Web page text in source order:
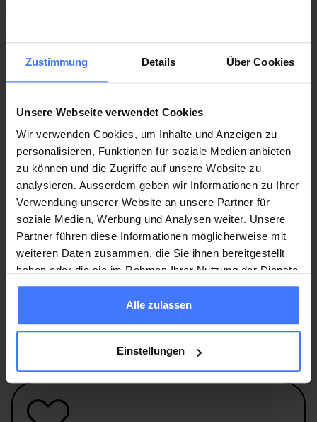
Zustimmung Details Über Cookies
Unsere Webseite verwendet Cookies
Wir verwenden Cookies, um Inhalte und Anzeigen zu
personalisieren, Funktionen für soziale Medien anbieten
zu können und die Zugriffe auf unsere Website zu
analysieren. Ausserdem geben wir Informationen zu Ihrer
Verwendung unserer Website an unsere Partner für
soziale Medien, Werbung und Analysen weiter. Unsere
Partner führen diese Informationen möglicherweise mit
weiteren Daten zusammen, die Sie ihnen bereitgestellt
haben oder die sie im Rahmen Ihrer Nutzung der Dienste
gesammelt haben.
Alle zulassen
Einstellungen
intéressé(e) par
Communication améliorée et alternative
Werden Sie jetzt Mitgliedund erhalten Sie im
Ernstfall250 000 Franken.